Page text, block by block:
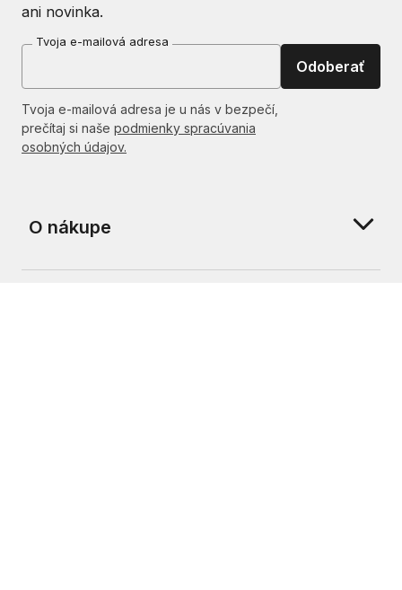
ani novinka.
Tvoja e-mailová adresa
Odoberať
Tvoja e-mailová adresa je u nás v bezpečí,
prečítaj si naše podmienky spracúvania
osobných údajov.
O nákupe